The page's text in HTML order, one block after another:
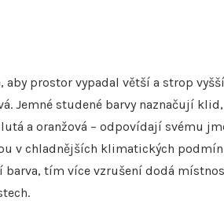
prostor vypadal větší a strop
Jemné studené barvy naznačují
a oranžová – odpovídají svému
v chladnějších klimatických
tím více vzrušení dodá